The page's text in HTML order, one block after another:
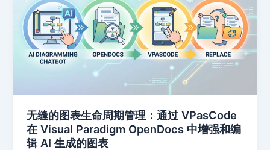
无缝的图表生命周期管理：通过 VPasCode
在 Visual Paradigm OpenDocs 中增强和编
辑 AI 生成的图表